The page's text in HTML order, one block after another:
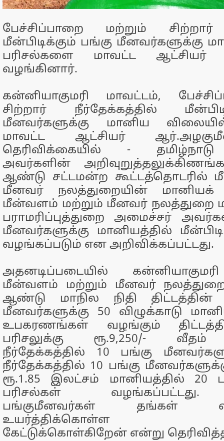
பேச்சிப்பாறை மற்றும் சிற்றார்
மீன்பிடிக்கும் பங்கு மீனவர்களுக்கு
பரிசல்களை மாவட்ட ஆட்சியர்
வழங்கினார்.
கன்னியாகுமரி மாவட்டம்,
சிற்றார் நீர்தேக்கத்தில்
மீனவர்களுக்கு மானிய
மாவட்ட ஆட்சியர்
தெரிவிக்கையில் -
அவர்களின்
ஆண்டு சட்டமன்ற கூட்டத்தொடரில்
மீனவர் நலத்துறையின் மானியக்
மீன்வளம் மற்றும் மீனவர் நலத்துறை
பராமரிப்புத்துறை அமைச்சர்
மீனவர்களுக்கு மானியத்தில்
வழங்கப்படும் என அறிவிக்கப்பட்டது.
அதனடிப்படையில்
மீன்வளம் மற்றும் மீனவர்
ஆண்டு மாநில நிதி
மீனவர்களுக்கு 50 விழுக்காடு
உபகரணங்கள் வழங்கும்
பரிசலுக்கு ரூ.9,250/- வீதம்
நீர்தேக்கத்தில் 10 பங்கு
நீர்தேக்கத்தில் 10 பங்கு
ரூ.1.85 இலட்சம் மானியத்தில் 20
பரிசல்கள்
பங்குமீனவர்கள் தங்கள்
உயர்த்திக்கொள்ள
கேட்டுக்கொள்கிறேன் என்று